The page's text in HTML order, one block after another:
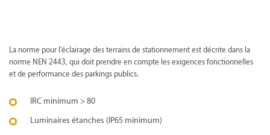
La norme pour l'éclairage des terrains de stationnement est décrite dans la
norme NEN 2443, qui doit prendre en compte les exigences fonctionnelles
et de performance des parkings publics.
IRC minimum > 80
Luminaires étanches (IP65 minimum)